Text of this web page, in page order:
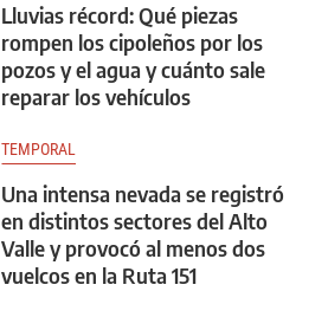
Lluvias récord: Qué piezas
rompen los cipoleños por los
pozos y el agua y cuánto sale
reparar los vehículos
TEMPORAL
Una intensa nevada se registró
en distintos sectores del Alto
Valle y provocó al menos dos
vuelcos en la Ruta 151